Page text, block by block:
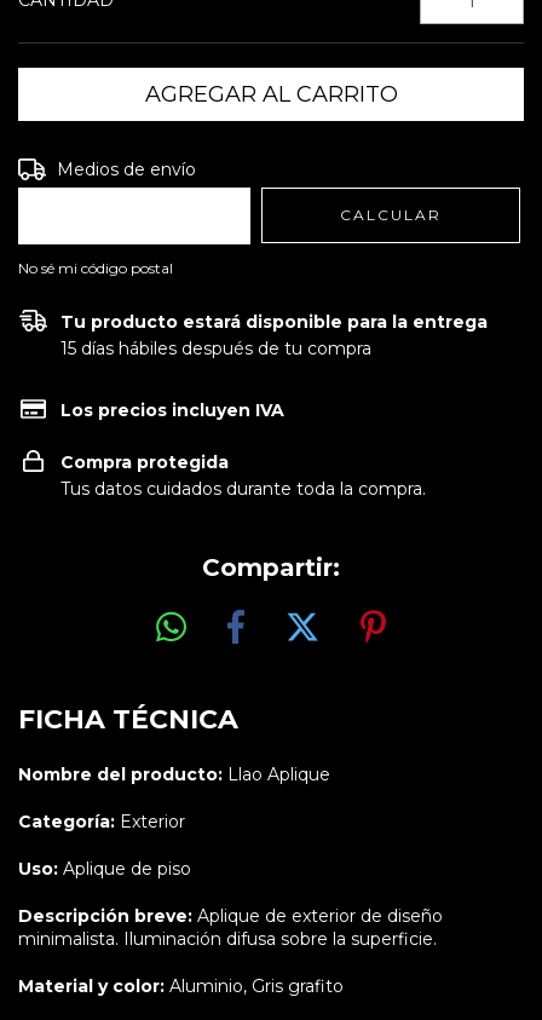
Entregas para el CP:
Medios de envío
CALCULAR
No sé mi código postal
Tu producto estará disponible para la entrega
15 días hábiles después de tu compra
Los precios incluyen IVA
Compra protegida
Tus datos cuidados durante toda la compra.
Compartir:
FICHA TÉCNICA
Nombre del producto: Llao Aplique
Categoría: Exterior
Uso: Aplique de piso
Descripción breve: Aplique de exterior de diseño
minimalista. Iluminación difusa sobre la superficie.
Material y color: Aluminio, Gris grafito